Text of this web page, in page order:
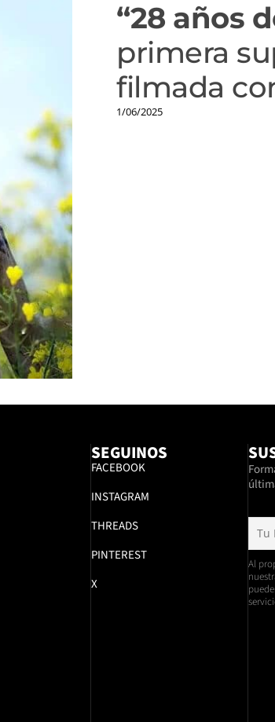
“28 años
primera
filmada
1/06/2025
SEGUINOS
FACEBOOK
INSTAGRAM
THREADS
PINTEREST
X
Al